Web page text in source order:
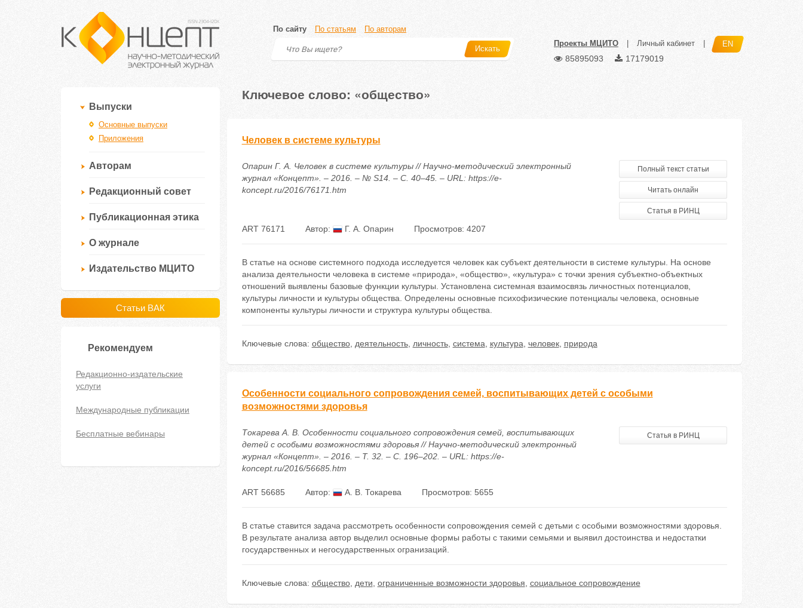
По сайту По статьям По авторам
Искать
Проекты МЦИТО Личный кабинет EN
85895093 17179019
Выпуски
Основные выпуски
Приложения
Авторам
Редакционный совет
Публикационная этика
О журнале
Издательство МЦИТО
Статьи ВАК
Рекомендуем
Редакционно-издательские
услуги
Международные публикации
Бесплатные вебинары
Ключевое слово: «общество»
Человек в системе культуры
Опарин Г. А. Человек в системе культуры // Научно-методический электронный
журнал «Концепт». – 2016. – № S14. – С. 40–45. – URL: https://e-
koncept.ru/2016/76171.htm
Полный текст статьи
Читать онлайн
Статья в РИНЦ
ART 76171 Автор: Г. А. Опарин Просмотров: 4207
В статье на основе системного подхода исследуется человек как субъект деятельности в системе культуры. На основе
анализа деятельности человека в системе «природа», «общество», «культура» с точки зрения субъектно-объектных
отношений выявлены базовые функции культуры. Установлена системная взаимосвязь личностных потенциалов,
культуры личности и культуры общества. Определены основные психофизические потенциалы человека, основные
компоненты культуры личности и структура культуры общества.
Ключевые слова: общество, деятельность, личность, система культура человек, природа
Особенности социального сопровождения семей, воспитывающих детей с особыми
возможностями здоровья
Токарева А. В. Особенности социального сопровождения семей, воспитывающих
детей с особыми возможностями здоровья // Научно-методический электронный
журнал «Концепт». – 2016. – Т. 32. – С. 196–202. – URL: https://e-
koncept.ru/2016/56685.htm
Статья в РИНЦ
ART 56685 Автор: А. В. Токарева Просмотров: 5655
В статье ставится задача рассмотреть особенности сопровождения семей с детьми с особыми возможностями здоровья.
В результате анализа автор выделил основные формы работы с такими семьями и выявил достоинства и недостатки
государственных и негосударственных огранизаций.
Ключевые слова: общество, дети ограниченные возможности здоровья социальное сопровождение